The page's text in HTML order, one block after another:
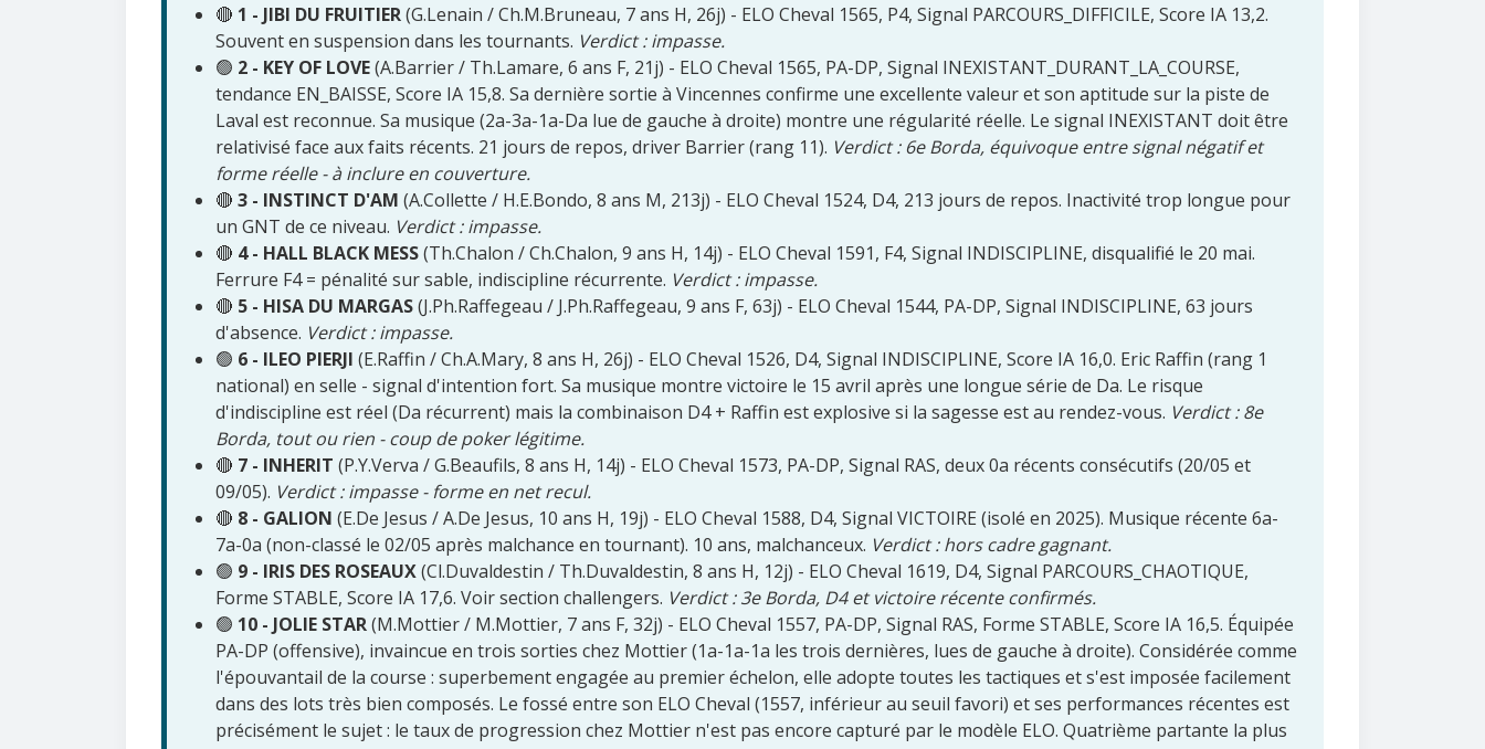
🔴 1 - JIBI DU FRUITIER(G.Lenain / Ch.M.Bruneau, 7 ans H, 26j) - ELO Cheval 1565, P4, Signal PARCOURS_DIFFICILE, Score IA 13,2.
Souvent en suspension dans les tournants. Verdict : impasse.
🟢 2 - KEY OF LOVE(A.Barrier / Th.Lamare, 6 ans F, 21j) - ELO Cheval 1565, PA-DP, Signal INEXISTANT_DURANT_LA_COURSE,
tendance EN_BAISSE, Score IA 15,8. Sa dernière sortie à Vincennes confirme une excellente valeur et son aptitude sur la piste de
Laval est reconnue. Sa musique (2a-3a-1a-Da lue de gauche à droite) montre une régularité réelle. Le signal INEXISTANT doit être
relativisé face aux faits récents. 21 jours de repos, driver Barrier (rang 11). Verdict : 6e Borda, équivoque entre signal négatif et
forme réelle - à inclure en couverture.
🔴 3 - INSTINCT D'AM (A.Collette / H.E.Bondo, 8 ans M, 213j) - ELO Cheval 1524, D4, 213 jours de repos. Inactivité trop longue pour
un GNT de ce niveau. Verdict : impasse.
🔴 4 - HALL BLACK MESS(Th.Chalon / Ch.Chalon, 9 ans H, 14j) - ELO Cheval 1591, F4, Signal INDISCIPLINE, disqualifié le 20 mai.
Ferrure F4 = pénalité sur sable, indiscipline récurrente. Verdict : impasse.
🔴 5 - HISA DU MARGAS(J.Ph.Raffegeau / J.Ph.Raffegeau, 9 ans F, 63j) - ELO Cheval 1544, PA-DP, Signal INDISCIPLINE, 63 jours
d'absence. Verdict : impasse.
🟢 6 - ILEO PIERJI (E.Raffin / Ch.A.Mary, 8 ans H, 26j) - ELO Cheval 1526, D4, Signal INDISCIPLINE, Score IA 16,0. Eric Raffin (rang 1
national) en selle - signal d'intention fort. Sa musique montre victoire le 15 avril après une longue série de Da. Le risque
d'indiscipline est réel (Da récurrent) mais la combinaison D4 + Raffin est explosive si la sagesse est au rendez-vous. Verdict : 8e
Borda, tout ou rien - coup de poker légitime.
🔴 7 - INHERIT (P.Y.Verva / G.Beaufils, 8 ans H, 14j) - ELO Cheval 1573, PA-DP, Signal RAS, deux 0a récents consécutifs (20/05 et
09/05). Verdict : impasse - forme en net recul.
🔴 8 - GALION (E.De Jesus / A.De Jesus, 10 ans H, 19j) - ELO Cheval 1588, D4, Signal VICTOIRE (isolé en 2025). Musique récente 6a-
7a-0a (non-classé le 02/05 après malchance en tournant). 10 ans, malchanceux. Verdict : hors cadre gagnant.
🟢 9 - IRIS DES ROSEAUX(Cl.Duvaldestin / Th.Duvaldestin, 8 ans H, 12j) - ELO Cheval 1619, D4, Signal PARCOURS_CHAOTIQUE,
Forme STABLE, Score IA 17,6. Voir section challengers. Verdict : 3e Borda, D4 et victoire récente confirmés.
🟢 10 - JOLIE STAR(M.Mottier / M.Mottier, 7 ans F, 32j) - ELO Cheval 1557, PA-DP, Signal RAS, Forme STABLE, Score IA 16,5. Équipée
PA-DP (offensive), invaincue en trois sorties chez Mottier (1a-1a-1a les trois dernières, lues de gauche à droite). Considérée comme
l'épouvantail de la course : superbement engagée au premier échelon, elle adopte toutes les tactiques et s'est imposée facilement
dans des lots très bien composés. Le fossé entre son ELO Cheval (1557, inférieur au seuil favori) et ses performances récentes est
précisément le sujet : le taux de progression chez Mottier n'est pas encore capturé par le modèle ELO. Quatrième partante la plus